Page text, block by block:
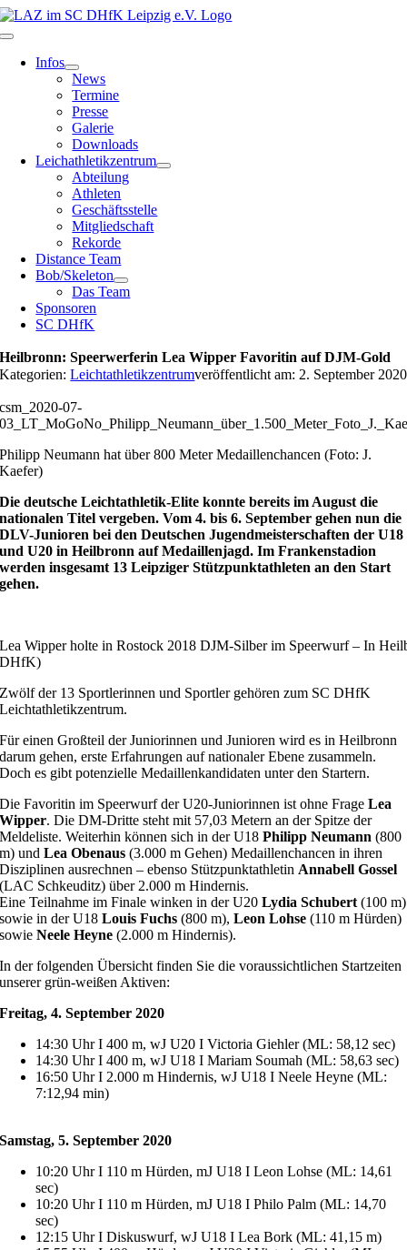
Zum
Inhalt
Toggle
Navigation
Infos
News
Termine
Presse
Galerie
Downloads
Leichathletikzentrum
Abteilung
Athleten
Geschäftsstelle
Mitgliedschaft
Rekorde
Distance Team
Bob/Skeleton
Das Team
Sponsoren
SC DHfK
Heilbronn: Speerwerferin Lea Wipper Favoritin auf DJM-Gold
Kategorien:Leichtathletikzentrumveröffentlicht am: 2. September 2020
csm_2020-07-
Philipp Neumann hat über 800 Meter Medaillenchancen (Foto: J.
Kaefer)
Die deutsche Leichtathletik-Elite konnte bereits im August die
nationalen Titel vergeben. Vom 4. bis 6. September gehen nun die
DLV-Junioren bei den Deutschen Jugendmeisterschaften der U18
und U20 in Heilbronn auf Medaillenjagd. Im Frankenstadion
werden insgesamt 13 Leipziger Stützpunktathleten an den Start
gehen.
Lea Wipper holte in Rostock 2018 DJM-Silber im Speerwurf – In
DHfK)
Zwölf der 13 Sportlerinnen und Sportler gehören zum SC DHfK
Leichtathletikzentrum.
Für einen Großteil der Juniorinnen und Junioren wird es in Heilbronn
darum gehen, erste Erfahrungen auf nationaler Ebene zusammeln.
Doch es gibt potenzielle Medaillenkandidaten unter den Startern.
Die Favoritin im Speerwurf der U20-Juniorinnen ist ohne FrageLea
Wipper. Die DM-Dritte steht mit 57,03 Metern an der Spitze der
Meldeliste. Weiterhin können sich in der U18Philipp Neumann (800
m) undLea Obenaus (3.000 m Gehen) Medaillenchancen in ihren
Disziplinen ausrechnen – ebenso Stützpunktathletin Annabell Gossel
(LAC Schkeuditz) über 2.000 m Hindernis.
Eine Teilnahme im Finale winken in der U20Lydia Schubert (100 m)
sowie in der U18Louis Fuchs (800 m),Leon Lohse (110 m Hürden)
sowieNeele Heyne (2.000 m Hindernis).
In der folgenden Übersicht finden Sie die voraussichtlichen Startzeiten
unserer grün-weißen Aktiven:
Freitag, 4. September 2020
14:30 Uhr I 400 m, wJ U20 I Victoria Giehler (ML: 58,12 sec)
14:30 Uhr I 400 m, wJ U18 I Mariam Soumah (ML: 58,63 sec)
16:50 Uhr I 2.000 m Hindernis, wJ U18 I Neele Heyne (ML:
7:12,94 min)
Samstag, 5. September 2020
10:20 Uhr I 110 m Hürden, mJ U18 I Leon Lohse (ML: 14,61
sec)
10:20 Uhr I 110 m Hürden, mJ U18 I Philo Palm (ML: 14,70
sec)
12:15 Uhr I Diskuswurf, wJ U18 I Lea Bork (ML: 41,15 m)